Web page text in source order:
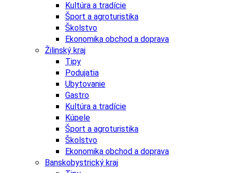
Kultúra a tradície
Šport a agroturistika
Školstvo
Ekonomika obchod a doprava
Žilinský kraj
Tipy
Podujatia
Ubytovanie
Gastro
Kultúra a tradície
Kúpele
Šport a agroturistika
Školstvo
Ekonomika obchod a doprava
Banskobystrický kraj